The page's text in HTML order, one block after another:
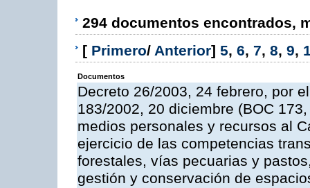
294 documentos encontrados,
[ Primero/ Anterior] 5, 6, 7, 8, 9,
Documentos
Decreto 26/2003, 24 febrero, por
183/2002, 20 diciembre (BOC
medios personales y recursos al
ejercicio de las competencias
forestales, vías pecuarias y
gestión y conservación de